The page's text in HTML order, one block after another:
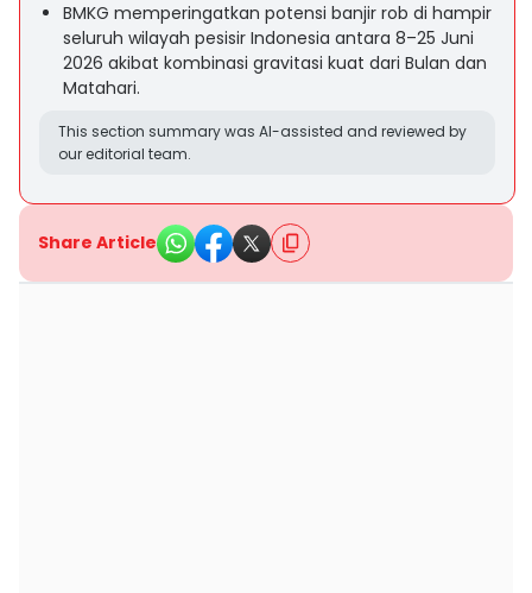
BMKG memperingatkan potensi banjir rob di hampir
seluruh wilayah pesisir Indonesia antara 8–25 Juni
2026 akibat kombinasi gravitasi kuat dari Bulan dan
Matahari.
This section summary was AI-assisted and reviewed by
our editorial team.
Share Article